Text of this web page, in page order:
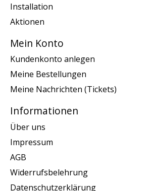
Installation
Aktionen
Mein Konto
Kundenkonto anlegen
Meine Bestellungen
Meine Nachrichten (Tickets)
Informationen
Über uns
Impressum
AGB
Widerrufsbelehrung
Datenschutzerklärung